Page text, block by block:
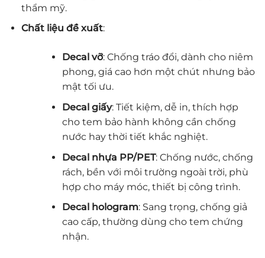
thẩm mỹ.
Chất liệu đề xuất:
Decal vỡ: Chống tráo đổi, dành cho niêm
phong, giá cao hơn một chút nhưng bảo
mật tối ưu.
Decal giấy: Tiết kiệm, dễ in, thích hợp
cho tem bảo hành không cần chống
nước hay thời tiết khắc nghiệt.
Decal nhựa PP/PET: Chống nước, chống
rách, bền với môi trường ngoài trời, phù
hợp cho máy móc, thiết bị công trình.
Decal hologram: Sang trọng, chống giả
cao cấp, thường dùng cho tem chứng
nhận.